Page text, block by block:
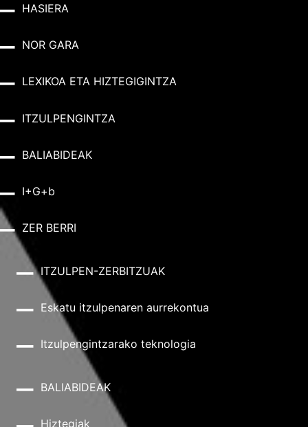
HASIERA
NOR GARA
LEXIKOA ETA HIZTEGIGINTZA
ITZULPENGINTZA
BALIABIDEAK
I+G+b
ZER BERRI
ITZULPEN-ZERBITZUAK
Eskatu itzulpenaren aurrekontua
Itzulpengintzarako teknologia
BALIABIDEAK
Hiztegiak